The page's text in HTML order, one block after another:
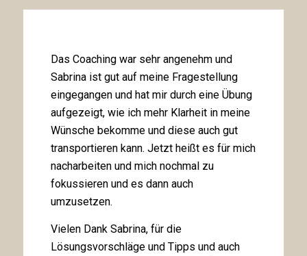
Das Coaching war sehr angenehm und
Sabrina ist gut auf meine Fragestellung
eingegangen und hat mir durch eine Übung
aufgezeigt, wie ich mehr Klarheit in meine
Wünsche bekomme und diese auch gut
transportieren kann. Jetzt heißt es für mich
nacharbeiten und mich nochmal zu
fokussieren und es dann auch
umzusetzen.
Vielen Dank Sabrina, für die
Lösungsvorschläge und Tipps und auch